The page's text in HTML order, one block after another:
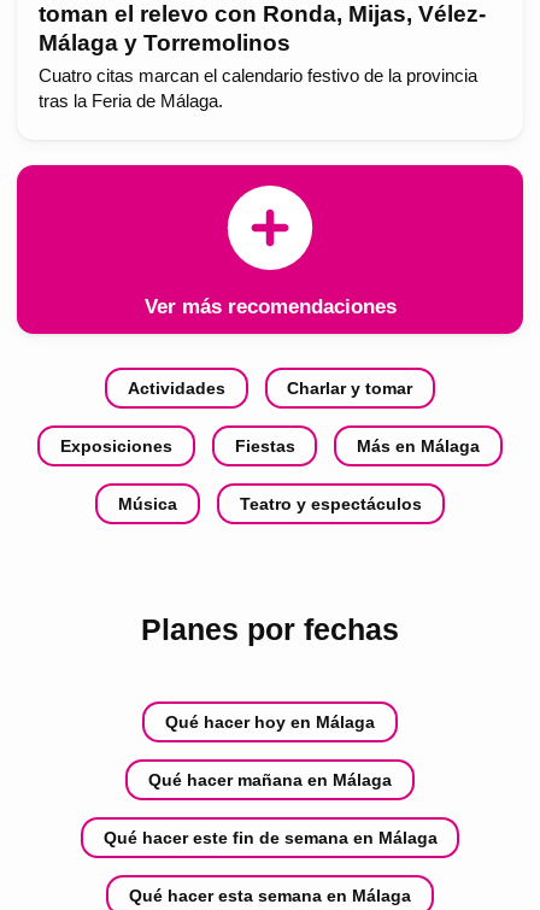
toman el relevo con Ronda, Mijas, Vélez-
Málaga y Torremolinos
Cuatro citas marcan el calendario festivo de la provincia
tras la Feria de Málaga.
Ver más recomendaciones
Actividades Charlar y tomar
Exposiciones Fiestas Más en Málaga
Música Teatro y espectáculos
Planes por fechas
Qué hacer hoy en Málaga
Qué hacer mañana en Málaga
Qué hacer este fin de semana en Málaga
Qué hacer esta semana en Málaga